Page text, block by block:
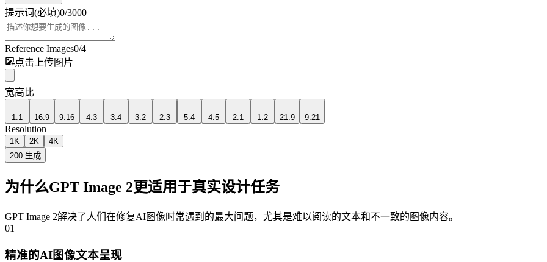
提示词(必填)0/3000
Reference Images0/4
点击上传图片
宽高比
1:1 16:9 9:16 4:3 3:4 3:2 2:3 5:4 4:5 2:1 1:2 21:9 9:21
Resolution
1K 2K
4K
200 生成
为什么GPT Image 2更适用于真实设计任务
GPT Image 2解决了人们在修复AI图像时常遇到的最大问题，尤其是难以阅读的文本和不一致的图像内容。
01
精准的AI图像文本呈现